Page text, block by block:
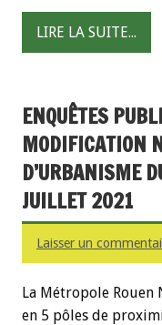
LIRE LA SUITE...
ENQUÊTES
MODIFICATION
D’URBANISME
JUILLET 2021
Laisser un
La Métropole
en 5 pôles de